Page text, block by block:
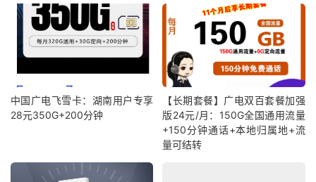
中国广电飞雪卡：湖南用户专享
28元350G+200分钟
【长期套餐】广电双百套餐加强
版24元/月：150G全国通用流量
+150分钟通话+本地归属地+流
量可结转